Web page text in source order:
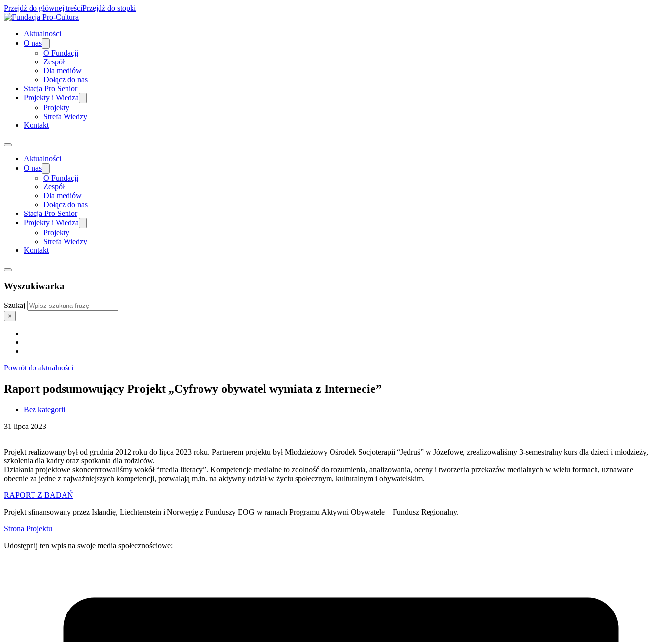
Przejdź do głównej treściPrzejdź do stopki
Aktualności
O nas
O Fundacji
Zespół
Dla mediów
Dołącz do nas
Stacja Pro Senior
Projekty i Wiedza
Projekty
Strefa Wiedzy
Kontakt
Aktualności
O nas
O Fundacji
Zespół
Dla mediów
Dołącz do nas
Stacja Pro Senior
Projekty i Wiedza
Projekty
Strefa Wiedzy
Kontakt
Wyszukiwarka
Szukaj
×
Powrót do aktualności
Raport podsumowujący Projekt „Cyfrowy obywatel wymiata z Internecie”
Bez kategorii
31 lipca 2023
Projekt realizowany był od grudnia 2012 roku do lipca 2023 roku. Partnerem projektu był Młodzieżowy Ośrodek Socjoterapii “Jędruś” w Józefowe, zrealizowaliśmy 3-semestralny kurs dla dzieci i młodzieży,
szkolenia dla kadry oraz spotkania dla rodziców.
Działania projektowe skoncentrowaliśmy wokół “media literacy”. Kompetencje medialne to zdolność do rozumienia, analizowania, oceny i tworzenia przekazów medialnych w wielu formach, uznawane
obecnie za jedne z najważniejszych kompetencji, pozwalają m.in. na aktywny udział w życiu społecznym, kulturalnym i obywatelskim.
RAPORT Z BADAŃ
Projekt sfinansowany przez Islandię, Liechtenstein i Norwegię z Funduszy EOG w ramach Programu Aktywni Obywatele – Fundusz Regionalny.
Strona Projektu
Udostępnij ten wpis na swoje media społecznościowe: